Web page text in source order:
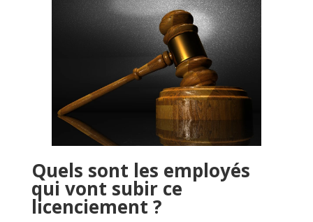
Quels sont les employés
qui vont subir ce
licenciement ?